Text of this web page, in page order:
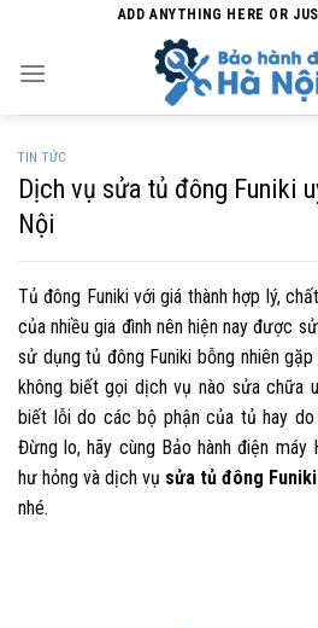
content
ADD ANYTHING HERE OR
TIN TỨC
Dịch vụ sửa tủ đông Funiki
Nội
Tủ đông Funiki với giá thành hợp lý,
của nhiều gia đình nên hiện nay được
sử dụng tủ đông Funiki bỗng nhiên
không biết gọi dịch vụ nào sửa chữa
biết lỗi do các bộ phận của tủ hay
Đừng lo, hãy cùngBảo hành điện máy
hư hỏng và dịch vụ sửa tủ đông Funiki
nhé.